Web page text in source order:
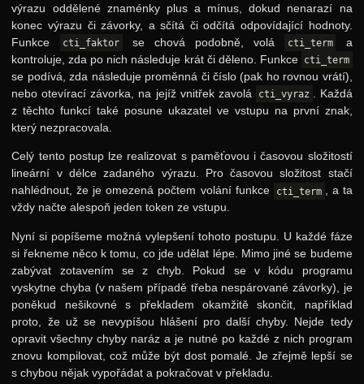
výrazu oddělené znaménky plus a mínus, dokud nenarazí na
konec výrazu či závorky, a sčítá či odčítá odpovídající hodnoty.
Funkce
cti_faktor se chová podobně, volá cti_term
a
kontroluje, zda po nich následuje krát či děleno. Funkce cti_term
se podívá, zda následuje proměnná či číslo (pak ho rovnou vrátí),
nebo otevírací závorka, na jejíž vnitřek zavolá
cti_vyraz
. Každá
z těchto funkcí také posune ukazatel ve vstupu na první znak,
který nezpracovala.
Celý tento postup lze realizovat s paměťovou i časovou složitostí
lineární v délce zadaného výrazu. Pro časovou složitost stačí
nahlédnout, že je omezená počtem volání funkce
cti_term , a ta
vždy načte alespoň jeden token ze vstupu.
Nyní si popíšeme možná vylepšení tohoto postupu. U každé fáze
si řekneme něco k tomu, co jde udělat lépe. Mimo jiné se budeme
zabývat zotavením se z chyb. Pokud se v kódu programu
vyskytne chyba (v našem případě třeba nespárované závorky), je
poněkud nešikovné s překladem okamžitě skončit, například
proto, že už se nevypíšou hlášení pro další chyby. Nejde tedy
opravit všechny chyby naráz a je nutné po každé z nich program
znovu kompilovat, což může být dost pomalé. Je zřejmě lepší se
s chybou nějak vypořádat a pokračovat v překladu.